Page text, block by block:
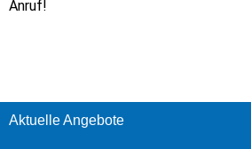
Anruf!
Aktuelle Angebote